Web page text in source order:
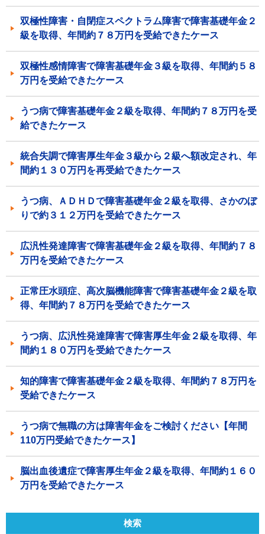
双極性障害・自閉症スペクトラム障害で障害基礎年金２
級を取得、年間約７８万円を受給できたケース
双極性感情障害で障害基礎年金３級を取得、年間約５８
万円を受給できたケース
うつ病で障害基礎年金２級を取得、年間約７８万円を受
給できたケース
統合失調で障害厚生年金３級から２級へ額改定され、年
間約１３０万円を再受給できたケース
うつ病、ＡＤＨＤで障害基礎年金２級を取得、さかのぼ
りで約３１２万円を受給できたケース
広汎性発達障害で障害基礎年金２級を取得、年間約７８
万円を受給できたケース
正常圧水頭症、高次脳機能障害で障害基礎年金２級を取
得、年間約７８万円を受給できたケース
うつ病、広汎性発達障害で障害厚生年金２級を取得、年
間約１８０万円を受給できたケース
知的障害で障害基礎年金２級を取得、年間約７８万円を
受給できたケース
うつ病で無職の方は障害年金をご検討ください【年間
110万円受給できたケース】
脳出血後遺症で障害厚生年金２級を取得、年間約１６０
万円を受給できたケース
検索